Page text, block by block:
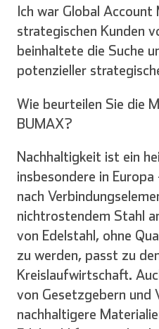
Ich war Global
strategischen Kunden
beinhaltete die Suche
potenzieller
Wie beurteilen Sie die
BUMAX?
Nachhaltigkeit ist ein
insbesondere in
nach
nichtrostendem Stahl
von Edelstahl, ohne
zu werden, passt zu
Kreislaufwirtschaft.
von Gesetzgebern und
nachhaltigere